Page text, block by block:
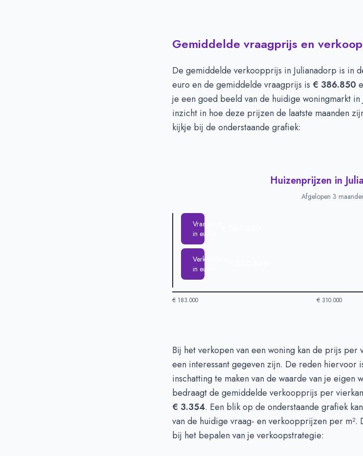
Gemiddelde vraagprijs en
De gemiddelde verkoopprijs in Julianadorp is in
euro en de gemiddelde vraagprijs is € 386.850
je een goed beeld van de huidige woningmarkt
inzicht in hoe deze prijzen de laatste maanden
kijkje bij de onderstaande grafiek:
Huizenprijzen in
Afgelopen 3
Vraagprijs
in euro's
Verkoopprijs
in euro's
€ 183.000 € 310.000
Huizenprijzen in Julianadorp-Afgelopen 3 maanden
Type
Bedrag
Vraagprijs in euro's
€ 386.850
Verkoopprijs in euro's
Bij het verkopen van een woning kan de prijs per
een interessant gegeven zijn. De reden hiervoor
inschatting te maken van de waarde van je eigen
bedraagt de gemiddelde verkoopprijs per
€ 3.354. Een blik op de onderstaande grafiek
van de huidige vraag- en verkoopprijzen per m².
bij het bepalen van je verkoopstrategie: